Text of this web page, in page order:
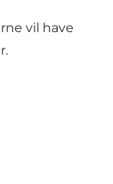
vil have
.